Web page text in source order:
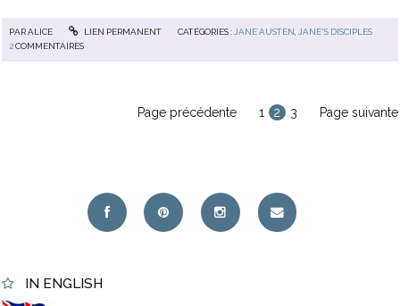
PARALICE LIEN PERMANENT CATÉGORIES :JANE AUSTEN,JANE'S DISCIPLES
2COMMENTAIRES
Page précédente 1 2 3 Page suivante
IN ENGLISH